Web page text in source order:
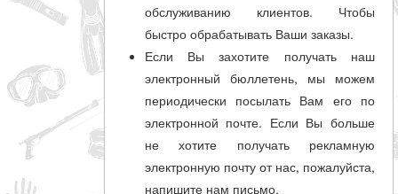
обслуживанию клиентов. Чтобы
быстро обрабатывать Ваши заказы.
Если Вы захотите получать наш
электронный бюллетень, мы можем
периодически посылать Вам его по
электронной почте. Если Вы больше
не хотите получать рекламную
электронную почту от нас, пожалуйста,
напишите нам письмо.